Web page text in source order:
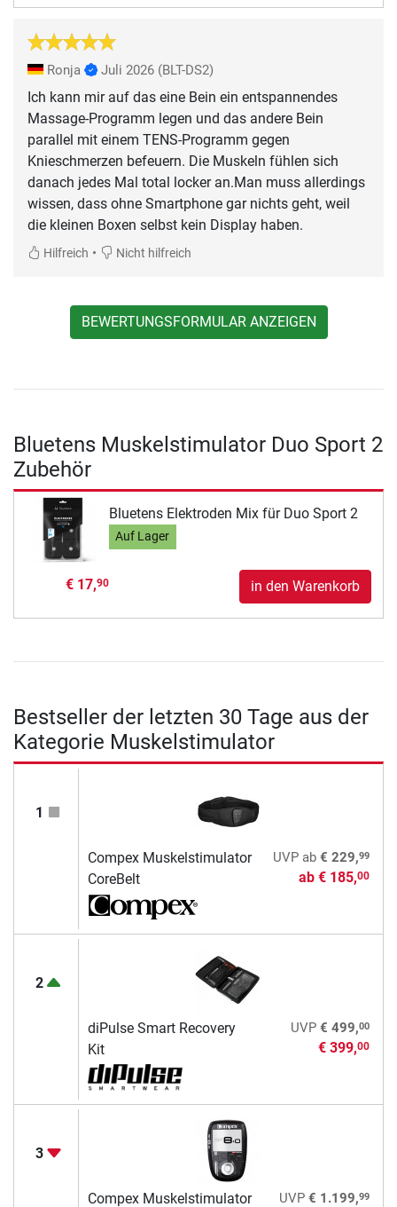
Ronja Juli 2026 (BLT-DS2)
Ich kann mir auf das eine Bein ein entspannendes
Massage-Programm legen und das andere Bein
parallel mit einem TENS-Programm gegen
Knieschmerzen befeuern. Die Muskeln fühlen sich
danach jedes Mal total locker an.Man muss allerdings
wissen, dass ohne Smartphone gar nichts geht, weil
die kleinen Boxen selbst kein Display haben.
Hilfreich • Nicht hilfreich
BEWERTUNGSFORMULAR ANZEIGEN
Bluetens Muskelstimulator Duo Sport 2
Zubehör
Bluetens Elektroden Mix für Duo Sport 2
Auf Lager
€ 17,90 in den Warenkorb
Bestseller der letzten 30 Tage aus der
Kategorie Muskelstimulator
1
Compex Muskelstimulator
CoreBelt
UVPab € 229,99
ab € 185,00
2
diPulse Smart Recovery
Kit
UVP € 499,00
€ 399,00
3
Compex Muskelstimulator UVP € 1.199,99